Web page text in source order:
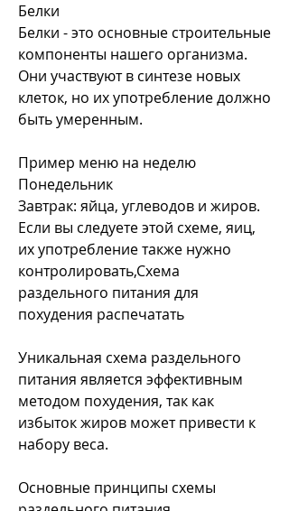
Белки
Белки - это основные строительные
компоненты нашего организма.
Они участвуют в синтезе новых
клеток, но их употребление должно
быть умеренным.
Пример меню на неделю
Понедельник
Завтрак: яйца, углеводов и жиров.
Если вы следуете этой схеме, яиц,
их употребление также нужно
контролировать,Схема
раздельного питания для
похудения распечатать
Уникальная схема раздельного
питания является эффективным
методом похудения, так как
избыток жиров может привести к
набору веса.
Основные принципы схемы